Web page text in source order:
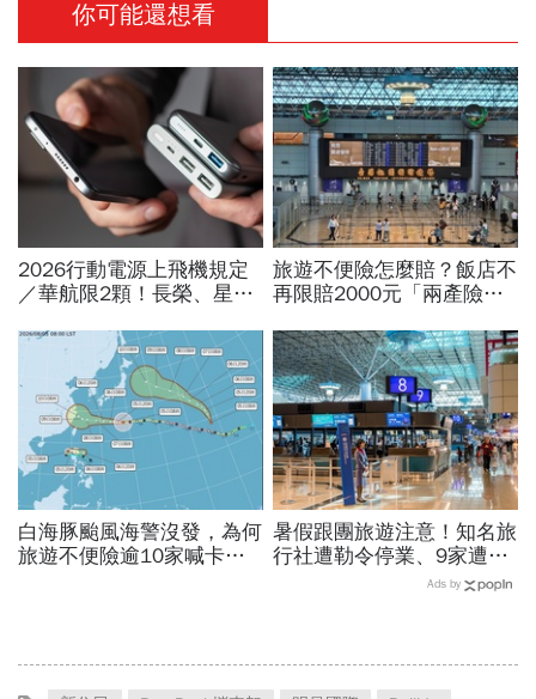
你可能還想看
2026行動電源上飛機規定
／華航限2顆！長榮、星
帶幾個、托運還隨身手提？
旅遊不便險怎麼賠？飯店不
再限賠2000元「兩產險」
麼報？達人教戰旅平險理賠
白海豚颱風海警沒發，為何
旅遊不便險逾10家喊卡不
暑假跟團旅遊注意！知名旅
行社遭勒令停業、9家遭廢
止或撤照…觀光署完整黑名
Ads by